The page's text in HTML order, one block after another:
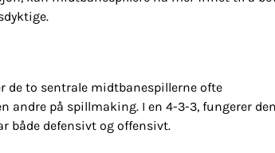
de to sentrale midtbanespillerne ofte
andre på spillmaking. I en 4-3-3, fungerer
både defensivt og offensivt.